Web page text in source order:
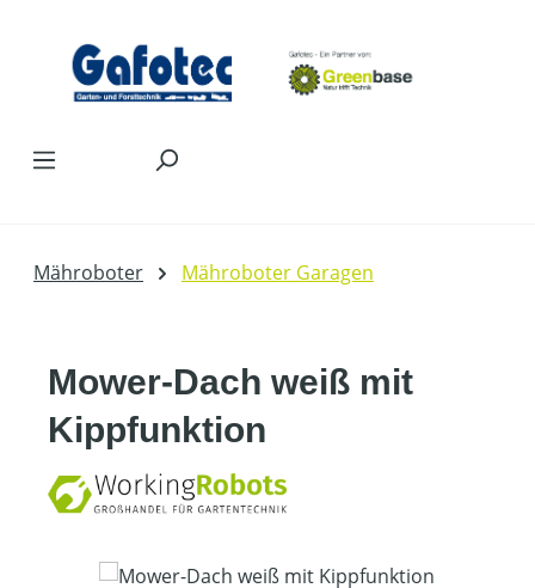
Mähroboter Mähroboter Garagen
Mower-Dach weiß mit
Kippfunktion
Bildergalerie überspringen